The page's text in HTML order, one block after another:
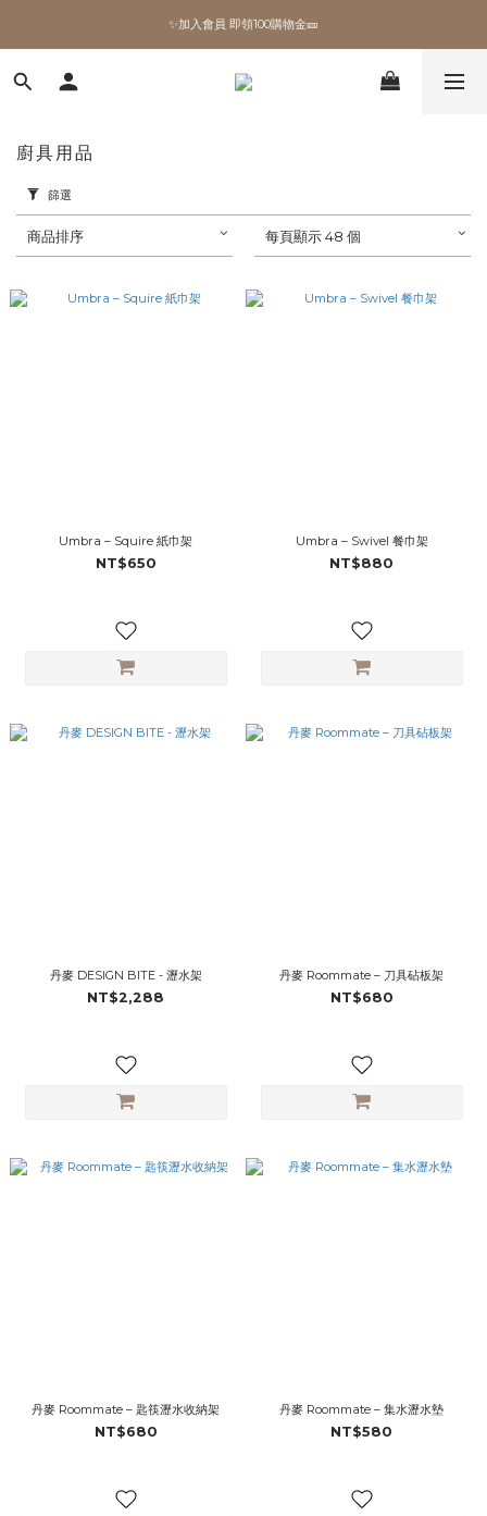
✨加入會員 即領100購物金🎫
✨加入會員 即領100購物金🎫
全館滿額現折🔥
廚具用品
篩選
商品排序 每頁顯示 48 個
Umbra – Squire 紙巾架
NT$650
Umbra – Swivel 餐巾架
NT$880
丹麥 DESIGN BITE - 瀝水架
NT$2,288
丹麥 Roommate – 刀具砧板架
NT$680
丹麥 Roommate – 匙筷瀝水收納架
NT$680
丹麥 Roommate – 集水瀝水墊
NT$580